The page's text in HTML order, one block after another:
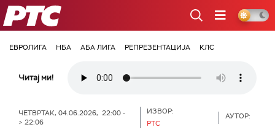
РТС
ЕВРОЛИГА НБА АБА ЛИГА РЕПРЕЗЕНТАЦИЈА КЛС
Читај ми!
ЧЕТВРТАК, 04.06.2026, 22:00 -
> 22:06
ИЗВОР:
РТС
АУТОР: